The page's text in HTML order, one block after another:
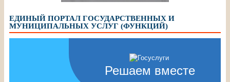
ЕДИНЫЙ ПОРТАЛ ГОСУДАРСТВЕННЫХ И
МУНИЦИПАЛЬНЫХ УСЛУГ (ФУНКЦИЙ)
Решаем вместе